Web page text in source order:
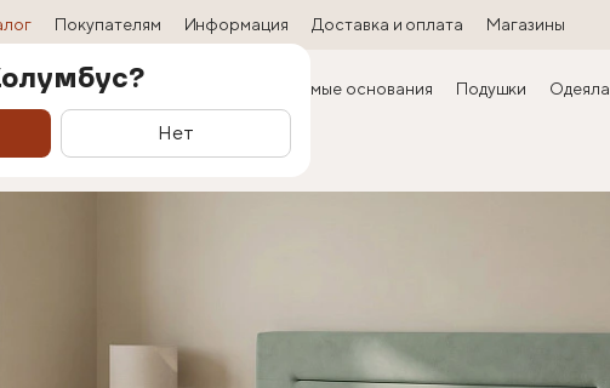
Покупателям Информация Доставка и оплата Магазины
Кровати Трансформируемые основания Подушки Одеяла
Кровать Liora (Лиора)
Нет